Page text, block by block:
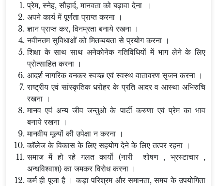
प्रेम, स्नेह, सौहार्द, मानवता को बढ़ावा देना ।
अपने कार्य में पूर्णता प्राप्त करना ।
ज्ञान प्राप्त कर, विनम्रता बनाये रखना ।
नवीनतम सुविधाओं को मितव्ययता से प्रयोग करना ।
शिक्षा के साथ साथ अनेकोनेक गतिविधियों में भाग लेने के लिए
प्रोत्साहित करना ।
आदर्श नागरिक बनकर स्वच्छ एवं स्वस्थ वातावरण सृजन करना ।
राष्ट्रीय एवं सांस्कृतिक धरोहर के प्रति आदर व आस्था अभिरुचि
रखना ।
मानव एवं अन्य जीव जन्तुओ के पार्टी करुणा एवं प्रेम का भाव
बनाये रखना ।
मानवीय मूल्यों की उपेक्षा न करना ।
कॉलेज के विकास के लिए सहयोग देने के लिए तत्पर रहना ।
समाज में हो रहे गलत कार्यो (नारी शोषण , भ्रस्टाचार ,
अन्धविश्वाश) का जमकर विरोध करना ।
कर्म ही पूजा है । कड़ा परिश्रम और समानता, समय के उपयोगिता